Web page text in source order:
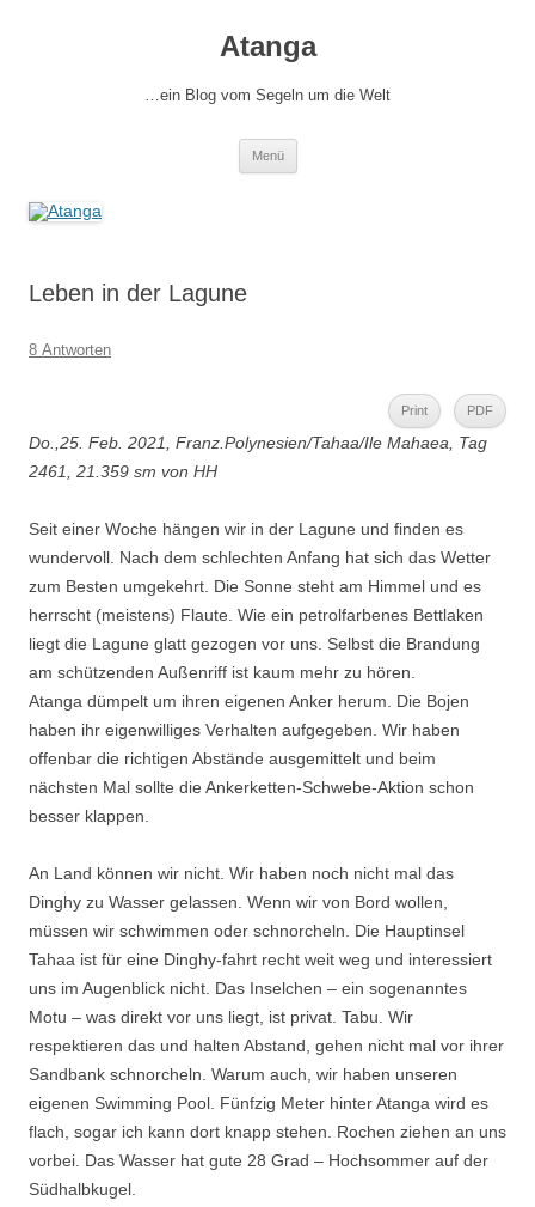
Atanga
…ein Blog vom Segeln um die Welt
Menü
Leben in der Lagune
8 Antworten
Print PDF
Do.,25. Feb. 2021, Franz.Polynesien/Tahaa/Ile Mahaea, Tag
2461, 21.359 sm von HH
Seit einer Woche hängen wir in der Lagune und finden es
wundervoll. Nach dem schlechten Anfang hat sich das Wetter
zum Besten umgekehrt. Die Sonne steht am Himmel und es
herrscht (meistens) Flaute. Wie ein petrolfarbenes Bettlaken
liegt die Lagune glatt gezogen vor uns. Selbst die Brandung
am schützenden Außenriff ist kaum mehr zu hören.
Atanga dümpelt um ihren eigenen Anker herum. Die Bojen
haben ihr eigenwilliges Verhalten aufgegeben. Wir haben
offenbar die richtigen Abstände ausgemittelt und beim
nächsten Mal sollte die Ankerketten-Schwebe-Aktion schon
besser klappen.
An Land können wir nicht. Wir haben noch nicht mal das
Dinghy zu Wasser gelassen. Wenn wir von Bord wollen,
müssen wir schwimmen oder schnorcheln. Die Hauptinsel
Tahaa ist für eine Dinghy-fahrt recht weit weg und interessiert
uns im Augenblick nicht. Das Inselchen – ein sogenanntes
Motu – was direkt vor uns liegt, ist privat. Tabu. Wir
respektieren das und halten Abstand, gehen nicht mal vor ihrer
Sandbank schnorcheln. Warum auch, wir haben unseren
eigenen Swimming Pool. Fünfzig Meter hinter Atanga wird es
flach, sogar ich kann dort knapp stehen. Rochen ziehen an uns
vorbei. Das Wasser hat gute 28 Grad – Hochsommer auf der
Südhalbkugel.